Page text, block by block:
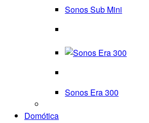
Sonos Sub Mini
Sonos Era 300
Domótica